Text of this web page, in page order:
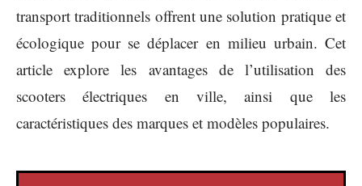
transport traditionnels offrent une solution pratique et
écologique pour se déplacer en milieu urbain. Cet
article explore les avantages de l’utilisation des
scooters électriques en ville, ainsi que les
caractéristiques des marques et modèles populaires.